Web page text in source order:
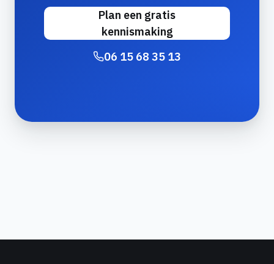
Plan een gratis
kennismaking
06 15 68 35 13